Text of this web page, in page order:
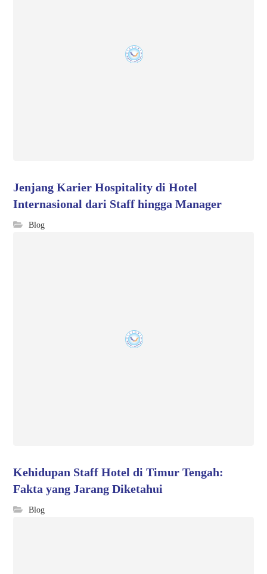
Jenjang Karier Hospitality di Hotel
Internasional dari Staff hingga Manager
Blog
Kehidupan Staff Hotel di Timur Tengah:
Fakta yang Jarang Diketahui
Blog